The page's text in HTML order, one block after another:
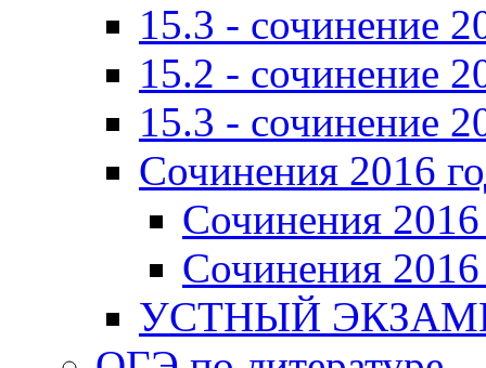
15.3 - сочинение
15.2 - сочинение
15.3 - сочинение
Сочинения 2016
Сочинения
Сочинения
УСТНЫЙ